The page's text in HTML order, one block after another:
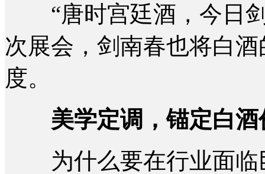
“唐时宫廷酒，今日剑
次展会，剑南春也将白
度。
美学定调，锚定白
为什么要在行业面临